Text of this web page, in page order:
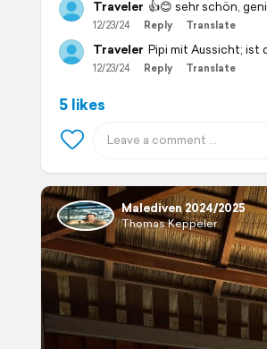
Traveler 👍😊 sehr schön,
12/23/24 Reply Translate
Traveler Pipi mit Aussicht; ist
12/23/24 Reply Translate
5 likes
Malediven 2024/2025
Thomas Keppeler